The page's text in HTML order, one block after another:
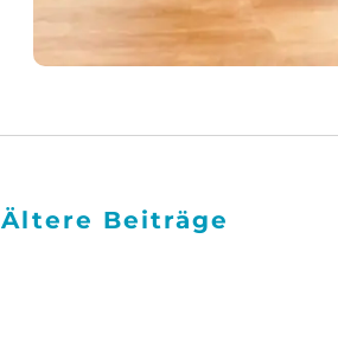
Ältere Beiträge